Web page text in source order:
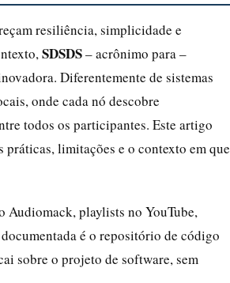
resiliência, simplicidade e
SDSDS– acrônimo para –
Diferentemente de sistemas
onde cada nó descobre
todos os participantes. Este artigo
limitações e o contexto em que
Audiomack, playlists no YouTube,
é o repositório de código
sobre o projeto de software, sem